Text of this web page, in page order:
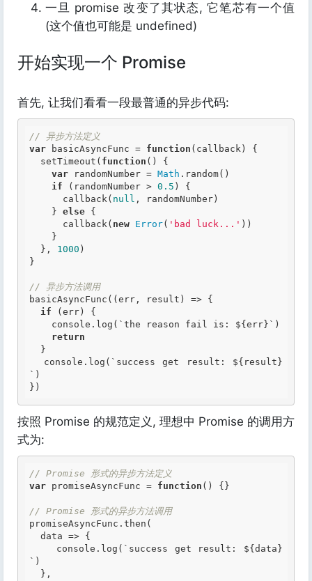
一旦 promise 改变了其状态, 它笔芯有一个值
(这个值也可能是 undefined)
开始实现一个 Promise
首先, 让我们看看一段最普通的异步代码:
// 异步方法定义
var basicAsyncFunc = function (callback)
{
  setTimeout(
function ()
{
var randomNumber = Math .random()
if (randomNumber > 0.5 ) {
      callback(
null , randomNumber)
    }
else {
      callback(
new Error( 'bad luck...' ))
  },
1000 )
}
// 异步方法调用
basicAsyncFunc((err, result) => {
if (err) {
return
`)
按照 Promise 的规范定义, 理想中 Promise 的调用方
式为:
// Promise 形式的异步方法定义
var promiseAsyncFunc = function () { }
// Promise 形式的异步方法调用
promiseAsyncFunc.then(
`)